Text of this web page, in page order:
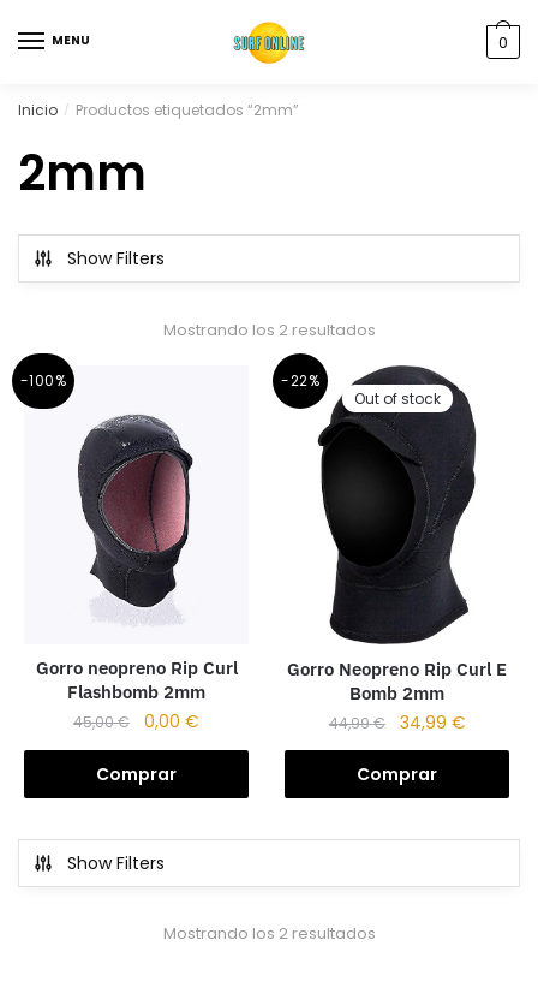
MENU 0
Inicio / Productos etiquetados “2mm”
2mm
Show Filters
Mostrando los 2 resultados
-100%
Gorro neopreno Rip Curl
Flashbomb 2mm
45,00€ 0,00€
Comprar
-22%
Out of stock
Gorro Neopreno Rip Curl E
Bomb 2mm
44,99€ 34,99 €
Comprar
Show Filters
Mostrando los 2 resultados